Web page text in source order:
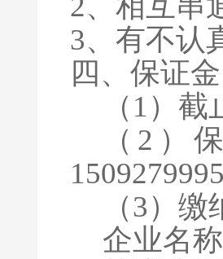
3、有不认
四、保证
（ 1）截
（ 2）
（3）缴
企业名